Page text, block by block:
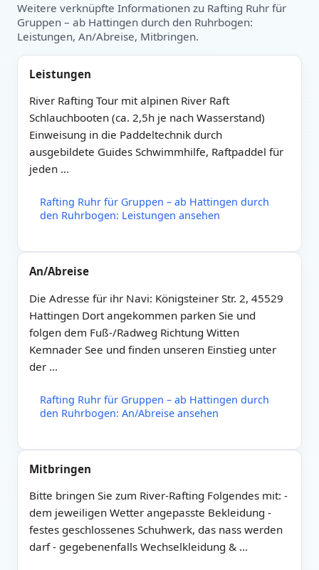
Heute Datum auswählen:
Weitere verknüpfte Informationen zu Rafting Ruhr für
Gruppen – ab Hattingen durch den Ruhrbogen:
Leistungen, An/Abreise, Mitbringen.
Leistungen
River Rafting Tour mit alpinen River Raft
Schlauchbooten (ca. 2,5h je nach Wasserstand)
Einweisung in die Paddeltechnik durch
ausgebildete Guides Schwimmhilfe, Raftpaddel für
jeden …
Rafting Ruhr für Gruppen – ab Hattingen durch
den Ruhrbogen: Leistungen ansehen
An/Abreise
Die Adresse für ihr Navi: Königsteiner Str. 2, 45529
Hattingen Dort angekommen parken Sie und
folgen dem Fuß-/Radweg Richtung Witten
Kemnader See und finden unseren Einstieg unter
der …
Rafting Ruhr für Gruppen – ab Hattingen durch
den Ruhrbogen: An/Abreise ansehen
Mitbringen
Bitte bringen Sie zum River-Rafting Folgendes mit: -
dem jeweiligen Wetter angepasste Bekleidung -
festes geschlossenes Schuhwerk, das nass werden
darf - gegebenenfalls Wechselkleidung & …